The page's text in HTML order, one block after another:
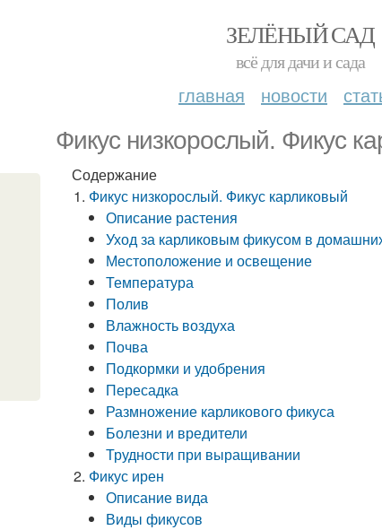
ЗЕЛЁНЫЙ САД
всё для дачи и сада
главная новости
Фикус низкорослый. Фикус
Содержание
Фикус низкорослый. Фикус карликовый
Описание растения
Уход за карликовым фикусом в
Местоположение и освещение
Температура
Полив
Влажность воздуха
Почва
Подкормки и удобрения
Пересадка
Размножение карликового фикуса
Болезни и вредители
Трудности при выращивании
Фикус ирен
Описание вида
Виды фикусов